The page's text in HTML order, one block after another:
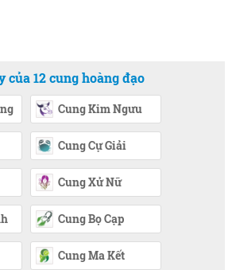
12 cung hoàng đạo
Cung Kim Ngưu
Cung Cự Giải
Cung Xử Nữ
Cung Bọ Cạp
Cung Ma Kết